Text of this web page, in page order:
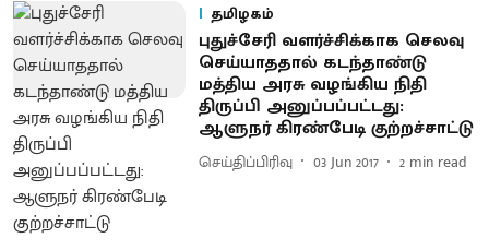
தமிழகம்
புதுச்சேரி வளர்ச்சிக்காக செலவு
செய்யாததால் கடந்தாண்டு
மத்திய அரசு வழங்கிய நிதி
திருப்பி அனுப்பப்பட்டது:
ஆளுநர் கிரண்பேடி குற்றச்சாட்டு
செய்திப்பிரிவு 03 Jun 2017 2 min read